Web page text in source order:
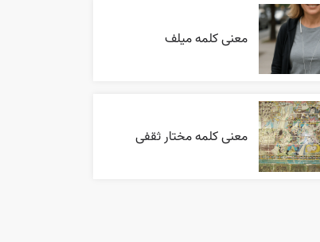
معنی کلمه میلف
معنی کلمه مختار ثقفی